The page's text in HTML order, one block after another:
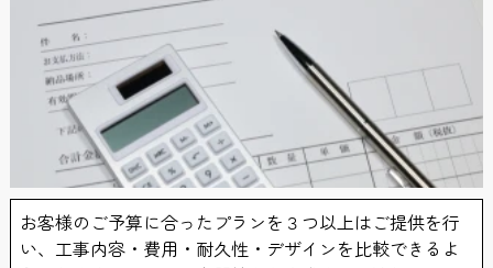
お客様のご予算に合ったプランを３つ以上はご提供を行
い、工事内容・費用・耐久性・デザインを比較できるよ